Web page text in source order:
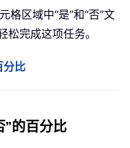
区域中“是”和“否”文
完成这项任务。
分比
”的百分比